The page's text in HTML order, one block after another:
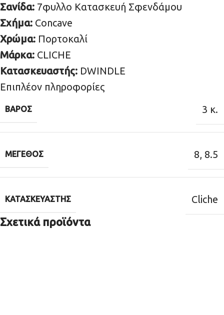
Σανίδα: 7φυλλο Κατασκευή Σφενδάμου
Σχήμα: Concave
Χρώμα: Πορτοκαλί
Μάρκα: CLICHE
Κατασκευαστής: DWINDLE
Επιπλέον πληροφορίες
ΒΆΡΟΣ 3 κ.
ΜΈΓΕΘΟΣ 8, 8.5
ΚΑΤΑΣΚΕΥΑΣΤΉΣ Cliche
Σχετικά προϊόντα